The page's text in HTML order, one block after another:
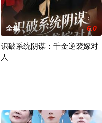
全集 6.0
识破系统阴谋：千金逆袭嫁对
人